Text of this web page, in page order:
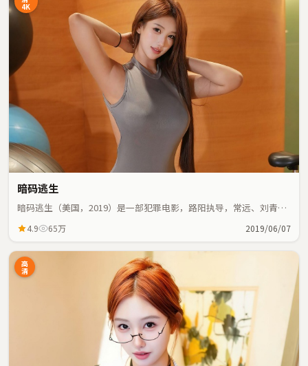
4K
暗码逃生
暗码逃生（美国，2019）是一部犯罪电影，路阳执导，常远、刘青云
4.9 65万 2019/06/07
高
清